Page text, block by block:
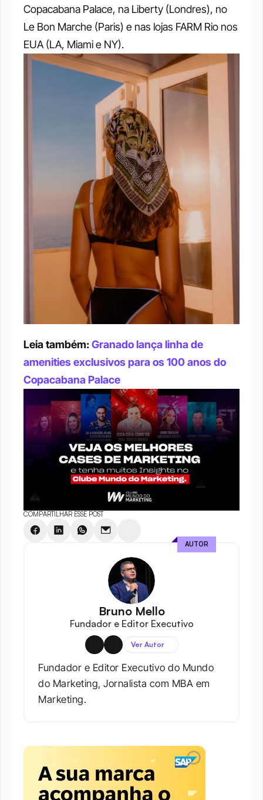
Copacabana Palace, na Liberty (Londres), no
Le Bon Marche (Paris) e nas lojas FARM Rio nos
EUA (LA, Miami e NY).
Leia também: Granado lança linha de
amenities exclusivos para os 100 anos do
Copacabana Palace
COMPARTILHAR ESSE POST
Bruno Mello
Fundador e Editor Executivo
Ver Autor
Fundador e Editor Executivo do Mundo
do Marketing, Jornalista com MBA em
Marketing.
AUTOR